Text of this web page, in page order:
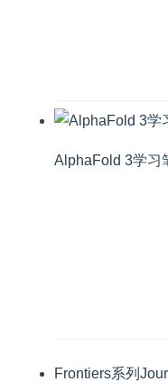
AlphaFold 3学习
Frontiers系列